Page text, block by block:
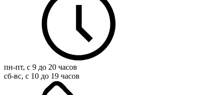
пн-пт, с 9 до 20 часов
сб-вс, с 10 до 19 часов